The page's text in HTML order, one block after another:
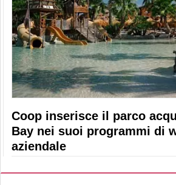
Coop inserisce il parco
Bay nei suoi programmi di
aziendale